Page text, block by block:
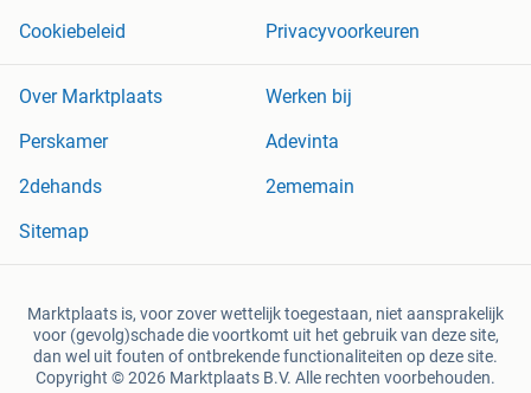
Cookiebeleid
Privacyvoorkeuren
Over Marktplaats
Werken bij
Perskamer
Adevinta
2dehands
2ememain
Sitemap
Marktplaats is, voor zover wettelijk toegestaan, niet aansprakelijk
voor (gevolg)schade die voortkomt uit het gebruik van deze site,
dan wel uit fouten of ontbrekende functionaliteiten op deze site.
Copyright © 2026 Marktplaats B.V. Alle rechten voorbehouden.